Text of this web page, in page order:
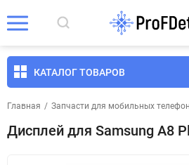
КАТАЛОГ ТОВАРОВ
Главная / Запчасти для мобильных
Дисплей для Samsung A8